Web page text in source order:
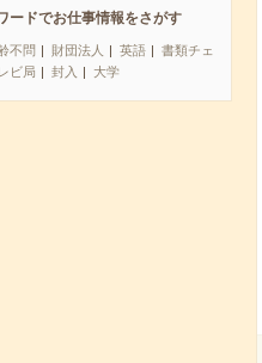
ードでお仕事情報をさがす
不問 財団法人 英語
書類チェ
ビ局 封入 大学